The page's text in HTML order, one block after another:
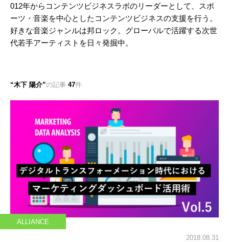
012年からコンテンツビジネスラボのリーダーとして、スポ
ーツ・音楽を中心としたコンテンツビジネスの支援を行う。
好きな音楽ジャンルは邦ロック。グローバルで活躍する次世
代若手アーティストを日々発掘中。
木下 陽介 の記事 47件
ALLIANCE
2018.08.31